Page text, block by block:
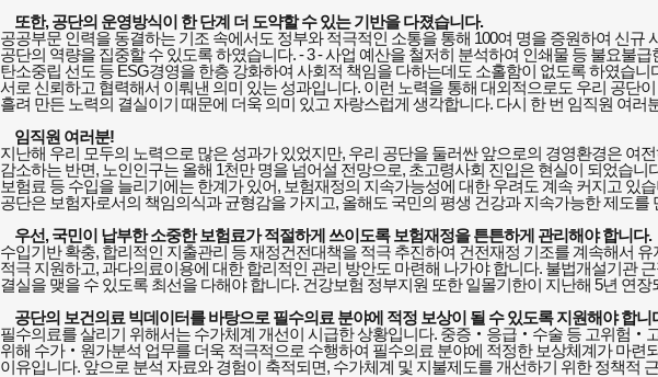
또한,공단의 운영방식이 한 단계 더 도약할 수 있는 기반을 다졌습니다.
공공부문 인력을 동결하는 기조 속에서도 정부와 적극적인 소통을 통해 100여 명을 증원하여 신규
공단의 역량을 집중할 수 있도록 하였습니다. - 3 -사업 예산을 철저히 분석하여 인쇄물 등 불요불급
탄소중립 선도 등 ESG경영을 한층 강화하여 사회적 책임을 다하는데도 소홀함이 없도록 하였습니
서로 신뢰하고 협력해서 이뤄낸 의미 있는 성과입니다. 이런 노력을 통해 대외적으로도 우리 공단
흘려 만든 노력의 결실이기 때문에 더욱 의미 있고 자랑스럽게 생각합니다. 다시 한 번 임직원 여러
임직원 여러분!
지난해 우리 모두의 노력으로 많은 성과가 있었지만, 우리 공단을 둘러싼 앞으로의 경영환경은 여
감소하는 반면, 노인인구는 올해 1천만 명을 넘어설 전망으로, 초고령사회 진입은 현실이 되었습니
보험료 등 수입을 늘리기에는 한계가 있어, 보험재정의 지속가능성에 대한 우려도 계속 커지고 있
공단은 보험자로서의 책임의식과 균형감을 가지고, 올해도 국민의 평생 건강과 지속가능한 제도
우선,국민이 납부한 소중한 보험료가 적절하게 쓰이도록 보험재정을 튼튼하게 관리해야 합니다.
수입기반 확충, 합리적인 지출관리 등 재정건전대책을 적극 추진하여 건전재정 기조를 계속해서
적극 지원하고,과다의료이용에 대한 합리적인 관리 방안도 마련해 나가야 합니다. 불법개설기관
결실을 맺을 수 있도록 최선을 다해야 합니다. 건강보험 정부지원 또한 일몰기한이 지난해 5년 연장
공단의 보건의료 빅데이터를 바탕으로 필수의료 분야에 적정 보상이 될 수 있도록 지원해야 합니
필수의료를 살리기 위해서는 수가체계 개선이 시급한 상황입니다. 중증 ‧ 응급 ‧ 수술 등 고위험 ‧
위해 수가‧ 원가분석 업무를 더욱 적극적으로 수행하여 필수의료 분야에 적정한 보상체계가 마련
이유입니다. 앞으로 분석 자료와 경험이 축적되면, 수가체계 및 지불제도를 개선하기 위한 정책적